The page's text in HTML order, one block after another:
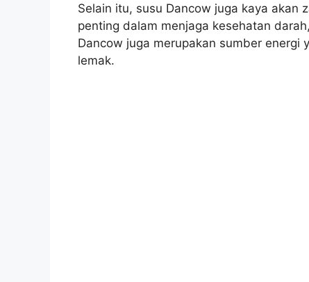
Selain itu, susu Dancow juga kaya akan
penting dalam menjaga kesehatan
Dancow juga merupakan sumber
lemak.